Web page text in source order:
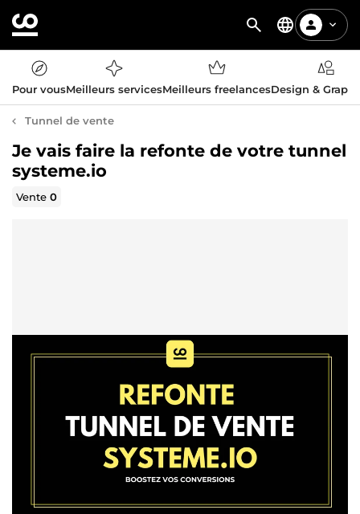
Pour vousMeilleurs servicesMeilleurs freelancesDesign &
Tunnel de vente
Je vais faire la refonte de votre tunnel
systeme.io
Vente0